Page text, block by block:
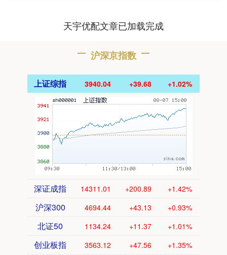
天宇优配文章已加载完成
沪深京指数
上证综指 3940.04 +39.68 +1.02%
深证成指 14311.01 +200.89 +1.42%
沪深300 4694.44 +43.13 +0.93%
北证50 1134.24 +11.37 +1.01%
创业板指 3563.12 +47.56 +1.35%